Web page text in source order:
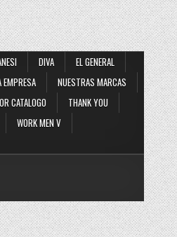
DIVA
EL GENERAL
NUESTRAS MARCAS
CATALOGO
THANK YOU
WORK MEN V